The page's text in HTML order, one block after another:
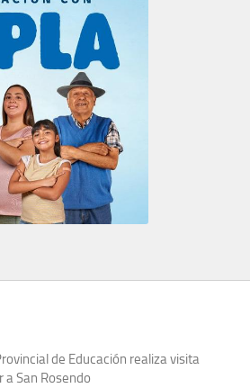
de Educación realiza visita
a San Rosendo